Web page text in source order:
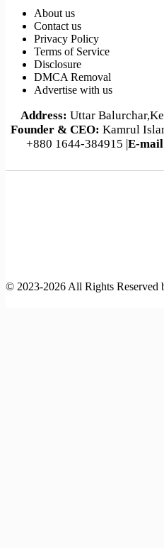
About us
Contact us
Privacy Policy
Terms of Service
Disclosure
DMCA Removal
Advertise with us
Address: Uttar
Founder & CEO: Kamrul
+880 1644-384915 |E-mail
©️ 2023-2026 All Rights Reserved